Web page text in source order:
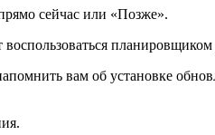
сейчас или «Позже».
воспользоваться
вам об установке